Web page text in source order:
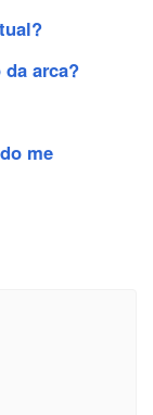
arca?
me